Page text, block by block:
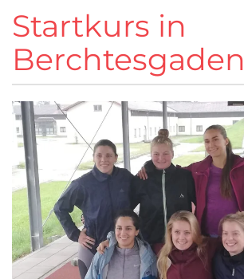
Startkurs in
Berchtesgaden